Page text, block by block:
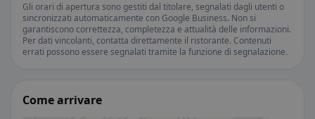
Gli orari di apertura sono gestiti dal titolare, segnalati dagli utenti o
sincronizzati automaticamente con Google Business. Non si
garantiscono correttezza, completezza e attualità delle informazioni.
Per dati vincolanti, contatta direttamente il ristorante. Contenuti
errati possono essere segnalati tramite la funzione di segnalazione.
Come arrivare